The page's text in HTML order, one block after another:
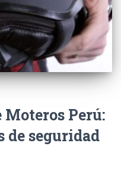
Moteros Perú:
seguridad